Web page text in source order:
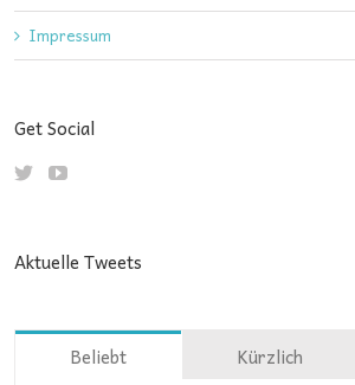
Impressum
Get Social
Aktuelle Tweets
Beliebt Kürzlich